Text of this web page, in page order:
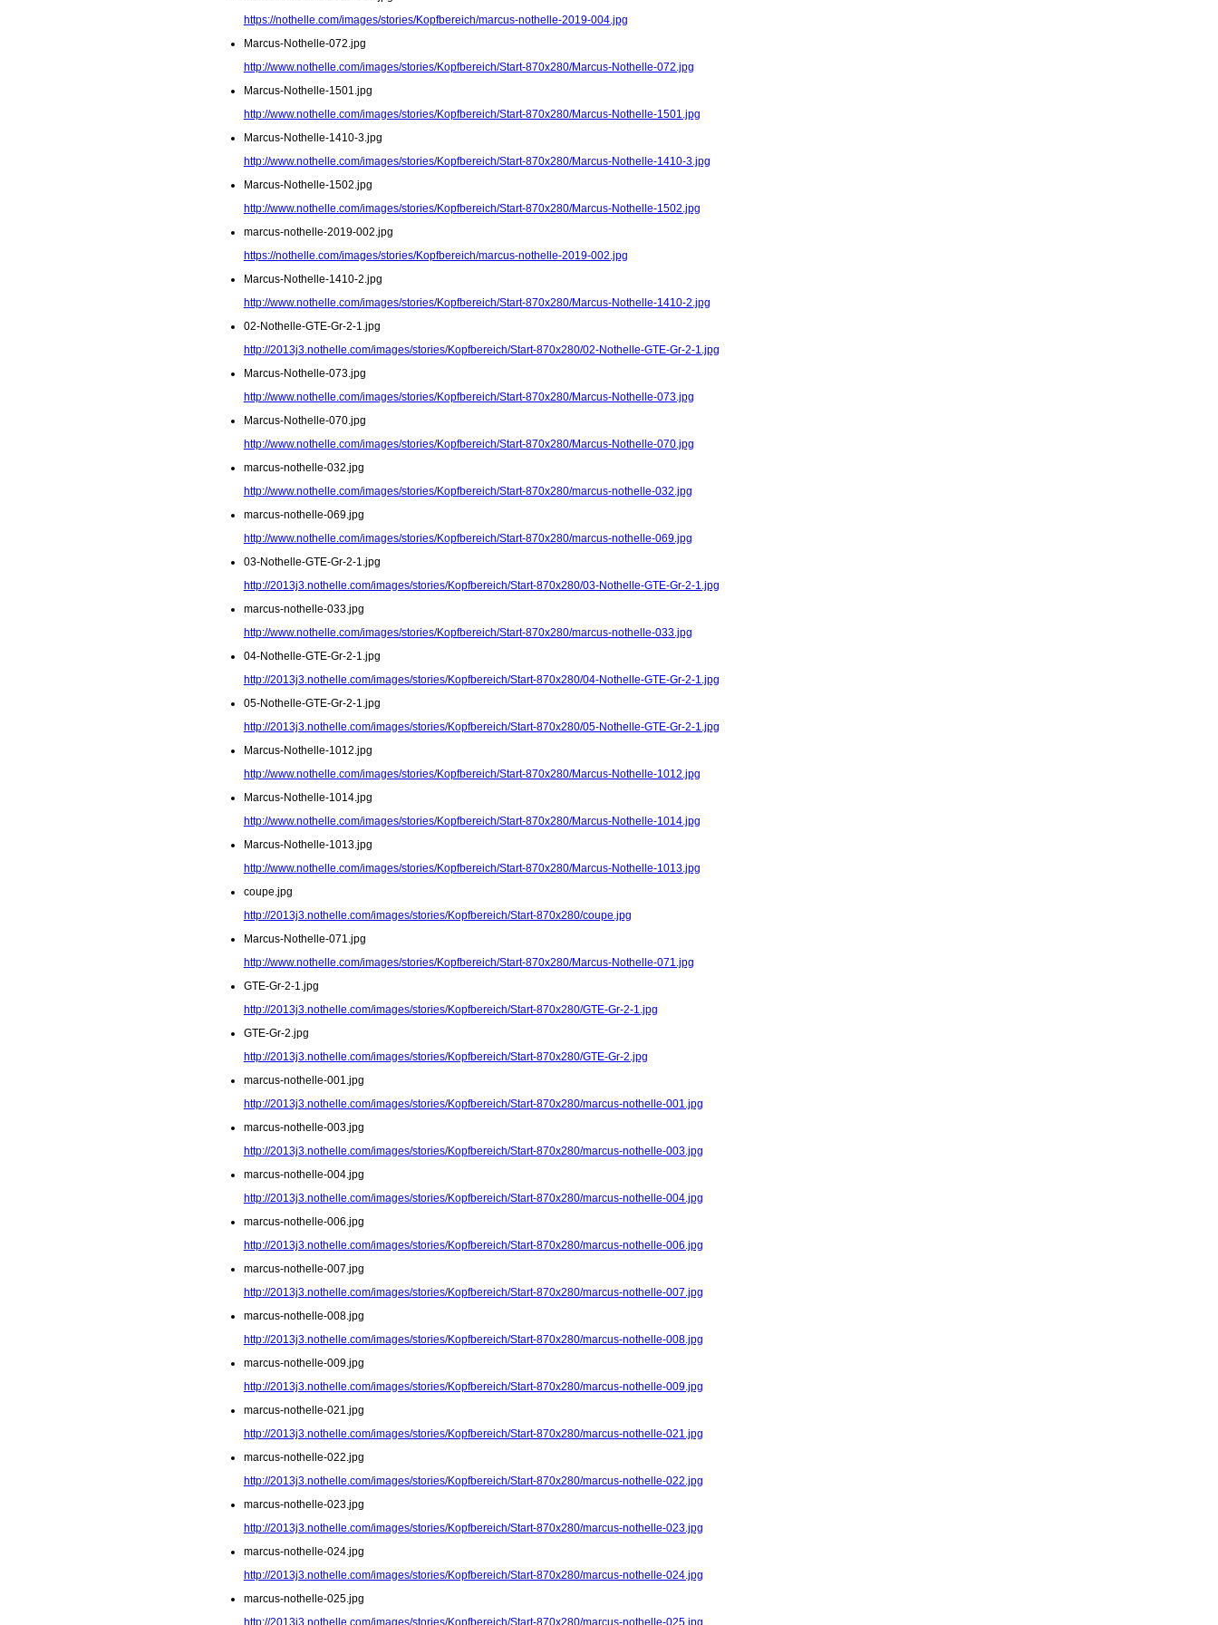
https://nothelle.com/images/stories/Kopfbereich/marcus-nothelle-2019-004.jpg
Marcus-Nothelle-072.jpg
http://www.nothelle.com/images/stories/Kopfbereich/Start-870x280/Marcus-Nothelle-072.jpg
Marcus-Nothelle-1501.jpg
http://www.nothelle.com/images/stories/Kopfbereich/Start-870x280/Marcus-Nothelle-1501.jpg
Marcus-Nothelle-1410-3.jpg
http://www.nothelle.com/images/stories/Kopfbereich/Start-870x280/Marcus-Nothelle-1410-3.jpg
Marcus-Nothelle-1502.jpg
http://www.nothelle.com/images/stories/Kopfbereich/Start-870x280/Marcus-Nothelle-1502.jpg
marcus-nothelle-2019-002.jpg
https://nothelle.com/images/stories/Kopfbereich/marcus-nothelle-2019-002.jpg
Marcus-Nothelle-1410-2.jpg
http://www.nothelle.com/images/stories/Kopfbereich/Start-870x280/Marcus-Nothelle-1410-2.jpg
02-Nothelle-GTE-Gr-2-1.jpg
http://2013j3.nothelle.com/images/stories/Kopfbereich/Start-870x280/02-Nothelle-GTE-Gr-2-1.jpg
Marcus-Nothelle-073.jpg
http://www.nothelle.com/images/stories/Kopfbereich/Start-870x280/Marcus-Nothelle-073.jpg
Marcus-Nothelle-070.jpg
http://www.nothelle.com/images/stories/Kopfbereich/Start-870x280/Marcus-Nothelle-070.jpg
marcus-nothelle-032.jpg
http://www.nothelle.com/images/stories/Kopfbereich/Start-870x280/marcus-nothelle-032.jpg
marcus-nothelle-069.jpg
http://www.nothelle.com/images/stories/Kopfbereich/Start-870x280/marcus-nothelle-069.jpg
03-Nothelle-GTE-Gr-2-1.jpg
http://2013j3.nothelle.com/images/stories/Kopfbereich/Start-870x280/03-Nothelle-GTE-Gr-2-1.jpg
marcus-nothelle-033.jpg
http://www.nothelle.com/images/stories/Kopfbereich/Start-870x280/marcus-nothelle-033.jpg
04-Nothelle-GTE-Gr-2-1.jpg
http://2013j3.nothelle.com/images/stories/Kopfbereich/Start-870x280/04-Nothelle-GTE-Gr-2-1.jpg
05-Nothelle-GTE-Gr-2-1.jpg
http://2013j3.nothelle.com/images/stories/Kopfbereich/Start-870x280/05-Nothelle-GTE-Gr-2-1.jpg
Marcus-Nothelle-1012.jpg
http://www.nothelle.com/images/stories/Kopfbereich/Start-870x280/Marcus-Nothelle-1012.jpg
Marcus-Nothelle-1014.jpg
http://www.nothelle.com/images/stories/Kopfbereich/Start-870x280/Marcus-Nothelle-1014.jpg
Marcus-Nothelle-1013.jpg
http://www.nothelle.com/images/stories/Kopfbereich/Start-870x280/Marcus-Nothelle-1013.jpg
coupe.jpg
http://2013j3.nothelle.com/images/stories/Kopfbereich/Start-870x280/coupe.jpg
Marcus-Nothelle-071.jpg
http://www.nothelle.com/images/stories/Kopfbereich/Start-870x280/Marcus-Nothelle-071.jpg
GTE-Gr-2-1.jpg
http://2013j3.nothelle.com/images/stories/Kopfbereich/Start-870x280/GTE-Gr-2-1.jpg
GTE-Gr-2.jpg
http://2013j3.nothelle.com/images/stories/Kopfbereich/Start-870x280/GTE-Gr-2.jpg
marcus-nothelle-001.jpg
http://2013j3.nothelle.com/images/stories/Kopfbereich/Start-870x280/marcus-nothelle-001.jpg
marcus-nothelle-003.jpg
http://2013j3.nothelle.com/images/stories/Kopfbereich/Start-870x280/marcus-nothelle-003.jpg
marcus-nothelle-004.jpg
http://2013j3.nothelle.com/images/stories/Kopfbereich/Start-870x280/marcus-nothelle-004.jpg
marcus-nothelle-006.jpg
http://2013j3.nothelle.com/images/stories/Kopfbereich/Start-870x280/marcus-nothelle-006.jpg
marcus-nothelle-007.jpg
http://2013j3.nothelle.com/images/stories/Kopfbereich/Start-870x280/marcus-nothelle-007.jpg
marcus-nothelle-008.jpg
http://2013j3.nothelle.com/images/stories/Kopfbereich/Start-870x280/marcus-nothelle-008.jpg
marcus-nothelle-009.jpg
http://2013j3.nothelle.com/images/stories/Kopfbereich/Start-870x280/marcus-nothelle-009.jpg
marcus-nothelle-021.jpg
http://2013j3.nothelle.com/images/stories/Kopfbereich/Start-870x280/marcus-nothelle-021.jpg
marcus-nothelle-022.jpg
http://2013j3.nothelle.com/images/stories/Kopfbereich/Start-870x280/marcus-nothelle-022.jpg
marcus-nothelle-023.jpg
http://2013j3.nothelle.com/images/stories/Kopfbereich/Start-870x280/marcus-nothelle-023.jpg
marcus-nothelle-024.jpg
http://2013j3.nothelle.com/images/stories/Kopfbereich/Start-870x280/marcus-nothelle-024.jpg
marcus-nothelle-025.jpg